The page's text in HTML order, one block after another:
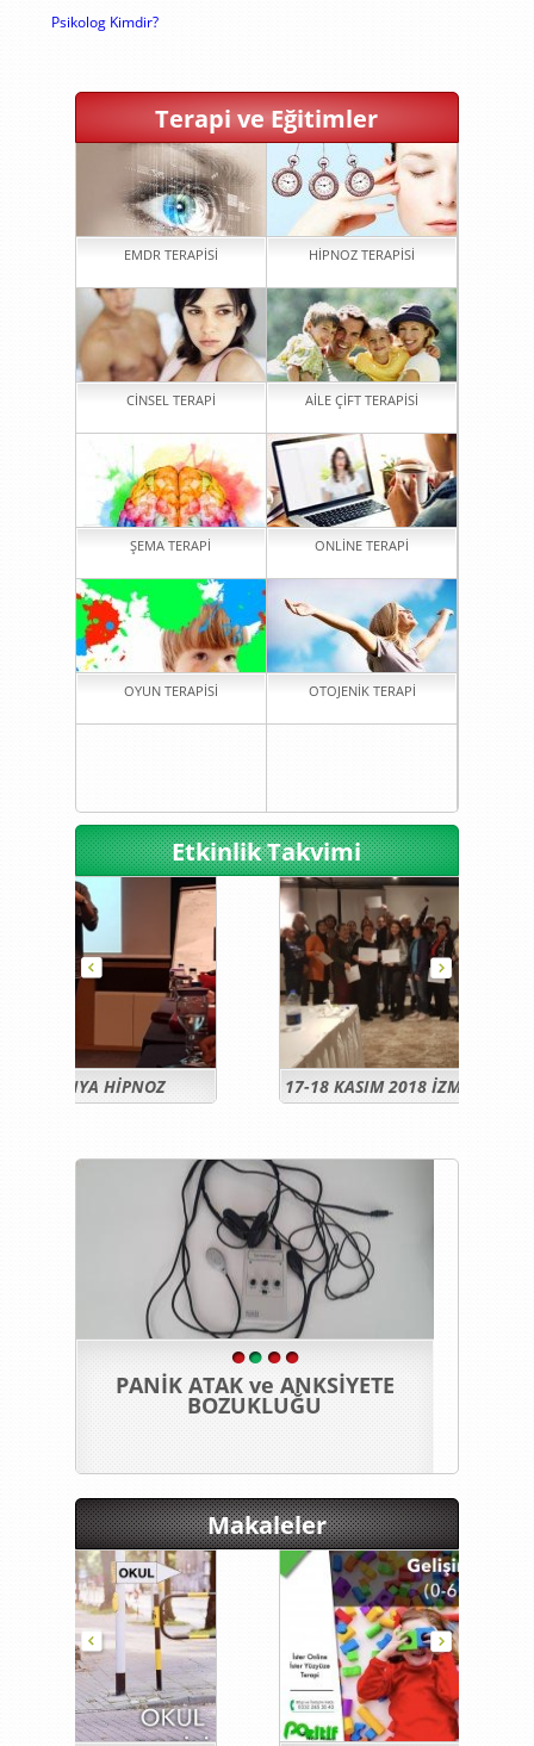
Psikolog Kimdir?
Terapi ve Eğitimler
EMDR TERAPİSİ HİPNOZ TERAPİSİ
CİNSEL TERAPİ AİLE ÇİFT TERAPİSİ
ŞEMA TERAPİ ONLİNE TERAPİ
OYUN TERAPİSİ OTOJENİK TERAPİ
KONYA PSİKOLOG KONYA PEDAGOG
Etkinlik Takvimi
17-18 KASIM 2018 İZMİR HİPNOZ
EĞİTİMİMİZ
PANİK ATAK ve ANKSİYETE
BOZUKLUĞU
Makaleler